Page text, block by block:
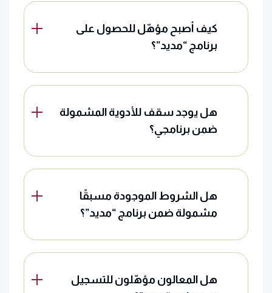
كيف أصبح مؤهّل للحصول على
برنامج “مديد”؟
هل يوجد سقف للأدوية المشمولة
ضمن برنامجي؟
هل الشروط الموجودة مسبقًا
مشمولة ضمن برنامج “مديد”؟
هل المعالون مؤهّلون للتسجيل